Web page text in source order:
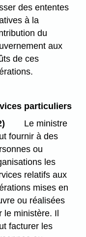
des ententes
à la
du
aux
de ces
particuliers
Le ministre
fournir à des
ou
les
relatifs aux
mises en
ou réalisées
le ministère. Il
facturer les